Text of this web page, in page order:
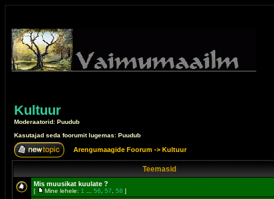
Kultuur
Moderaatorid: Puudub
Kasutajad seda foorumit lugemas: Puudub
Arengumaagide Foorum -> Kultuur
Teemasid
Mis muusikat kuulate ?
[ Mine lehele: 1 56 57 58 ]